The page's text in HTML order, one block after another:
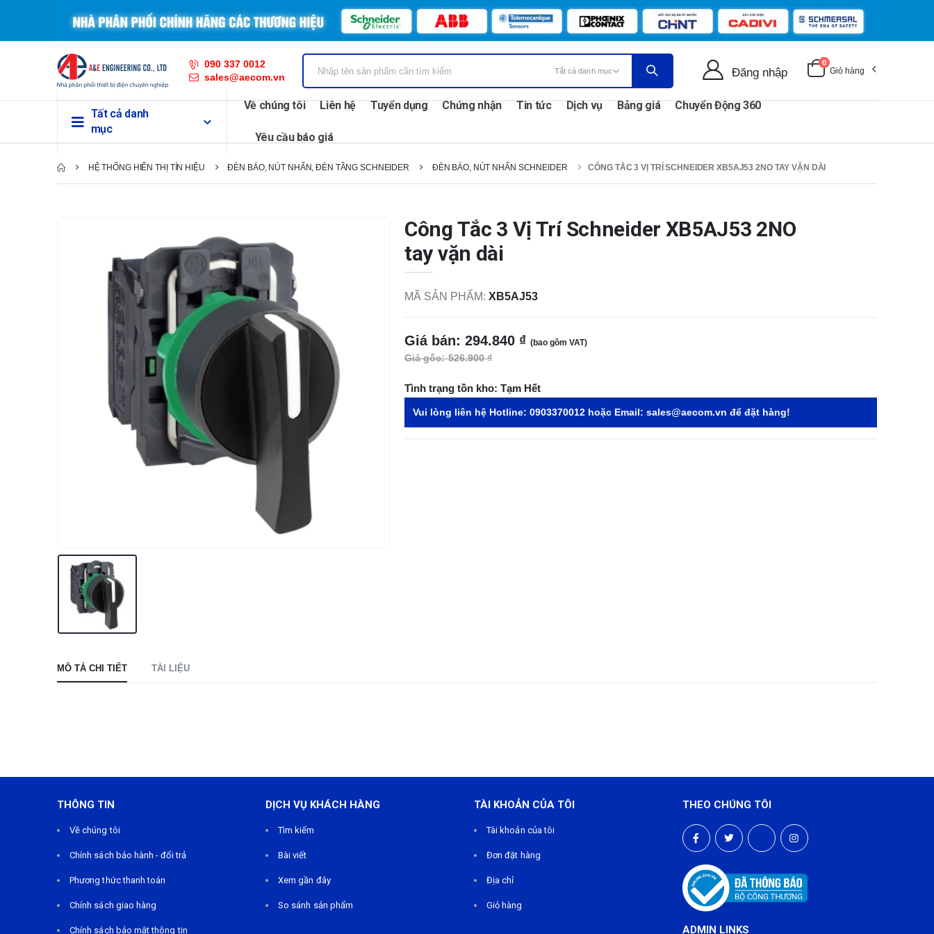
090 337 0012
sales@aecom.vn
Đăng nhập
0
Giỏ hàng
Tất cả danh
mục
Về chúng tôi Liên hệ Tuyển dụng Chứng nhận Tin tức Dịch vụ Bảng giá Chuyển Động 360
Yêu cầu báo giá
HỆ THỐNG HIỂN THỊ TÍN HIỆU ĐÈN BÁO, NÚT NHẤN, ĐÈN TẦNG SCHNEIDER ĐÈN BÁO, NÚT NHẤN SCHNEIDER CÔNG TẮC 3 VỊ TRÍ SCHNEIDER XB5AJ53 2NO TAY VẶN DÀI
Công Tắc 3 Vị Trí Schneider XB5AJ53 2NO
tay vặn dài
MÃ SẢN PHẨM: XB5AJ53
Giá bán: 294.840 ₫ (bao gồm VAT)
Giá gốc: 526.900 ₫
Tình trạng tồn kho: Tạm Hết
Vui lòng liên hệ Hotline: 0903370012 hoặc Email: sales@aecom.vn để đặt hàng!
MÔ TẢ CHI TIẾT TÀI LIỆU
THÔNG TIN
Về chúng tôi
Chính sách bảo hành - đổi trả
Phương thức thanh toán
Chính sách giao hàng
Chính sách bảo mật thông tin
DỊCH VỤ KHÁCH HÀNG
Tìm kiếm
Bài viết
Xem gần đây
So sánh sản phẩm
TÀI KHOẢN CỦA TÔI
Tài khoản của tôi
Đơn đặt hàng
Địa chỉ
Giỏ hàng
THEO CHÚNG TÔI
ADMIN LINKS